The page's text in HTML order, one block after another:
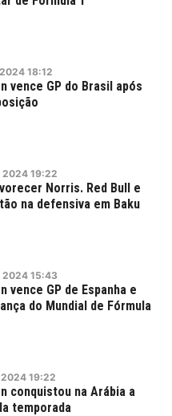
2024 18:12
vence GP do Brasil após
2024 19:22
Norris. Red Bull e
na defensiva em Baku
2024 15:43
vence GP de Espanha e
do Mundial de Fórmula
2024 19:22
conquistou na Arábia a
temporada